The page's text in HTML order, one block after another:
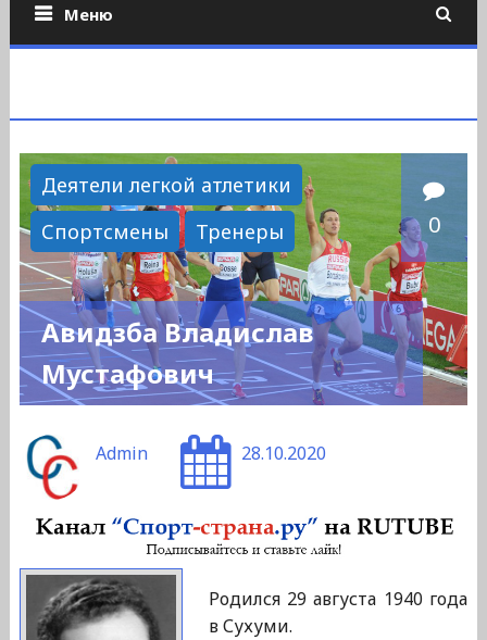
Меню
Деятели легкой атлетики
Спортсмены
Тренеры 0
Авидзба Владислав
Мустафович
Admin 28.10.2020
Родился 29 августа 1940 года
в Сухуми.